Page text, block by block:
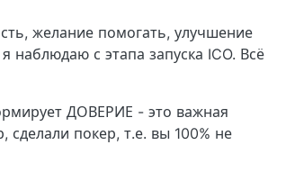
желание помогать, улучшение
с этапа запуска ICO. Всё
ДОВЕРИЕ - это важная
покер, т.е. вы 100% не